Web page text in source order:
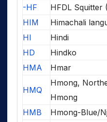
-HF
HFDL Squitter
HIM
Himachali
HI
Hindi
HD
Hindko
HMA
Hmar
HMQ
Hmong,
Hmong
HMB
Hmong-Blue/